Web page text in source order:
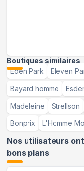
Boutiques similaires
Eden Park
Eleven
Bayard homme
Madeleine Strellson
Bonprix L'Homme
Nos utilisateurs
bons plans